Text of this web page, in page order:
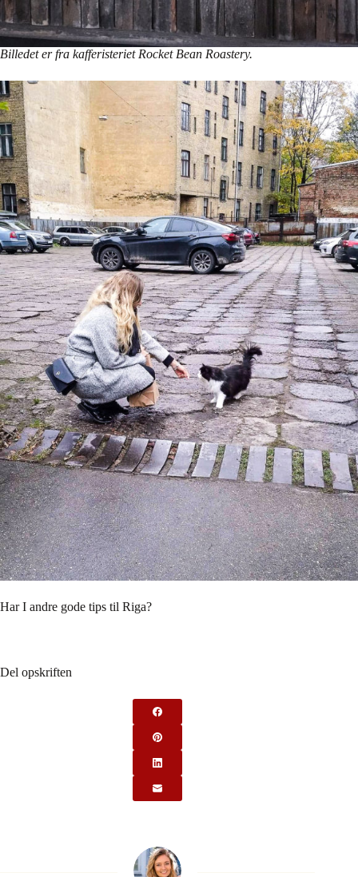
Billedet er fra kafferisteriet Rocket Bean Roastery.
Har I andre gode tips til Riga?
Del opskriften